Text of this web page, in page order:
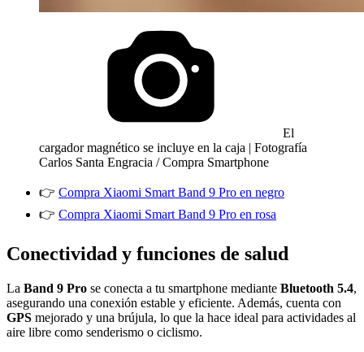
El
cargador magnético se incluye en la caja | Fotografía
Carlos Santa Engracia / Compra Smartphone
👉 Compra Xiaomi Smart Band 9 Pro en negro
👉 Compra Xiaomi Smart Band 9 Pro en rosa
Conectividad y funciones de salud
La Band 9 Pro se conecta a tu smartphone mediante Bluetooth 5.4,
asegurando una conexión estable y eficiente. Además, cuenta con
GPS mejorado y una brújula, lo que la hace ideal para actividades al
aire libre como senderismo o ciclismo.